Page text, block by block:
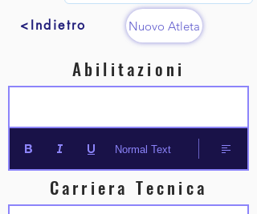
<Indietro Nuovo Atleta
Abilitazioni
Normal Text
Carriera Tecnica